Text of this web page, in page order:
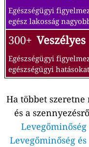
Egészségügyi
egész lakosság
300+ Veszélyes
Egészségügyi
egészségügyi
Ha többet
és a
Levegőminőség